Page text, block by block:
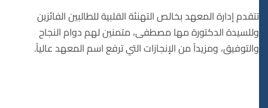
تتقدم إدارة المعهد بخالص التهنئة القلبية للطالبين الفائزين
وللسيدة الدكتورة مها مصطفى، متمنين لهم دوام النجاح
والتوفيق، ومزيداً من الإنجازات التي ترفع اسم المعهد عالياً.